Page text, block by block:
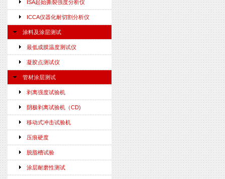
ISA起始撕裂强度分析仪
ICCA仪器化耐切割分析仪
涂料及涂层测试
最低成膜温度测试仪
凝胶点测试仪
管材涂层测试
剥离强度试验机
阴极剥离试验机（CD)
移动式冲击试验机
压痕硬度
脱脂槽试验
涂层耐磨性测试